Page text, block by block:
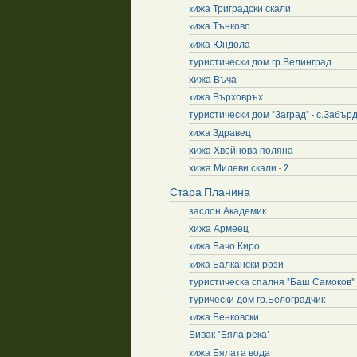
xижа Триградски скали
xижа Тънково
xижа Юндола
туристически дом гр.Велинград
хижа Въча
xижа Върховръх
туристически дом "Заград" -
xижа Здравец
хижа Хвойнова поляна
хижа Милеви скали - 2
Стара Планина
заслон Академик
хижа Армеец
xижа Бачо Киро
xижа Балкански рози
туристическа спалня "Баш Самоков"
турически дом гр.Белоградчик
xижа Бенковски
Бивак "Бяла река"
xижа Бялата вода